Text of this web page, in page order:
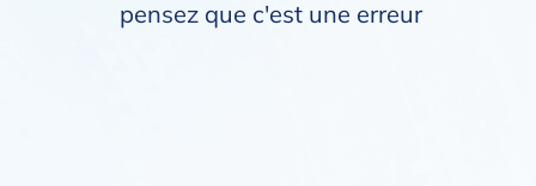
pensez que c'est une erreur